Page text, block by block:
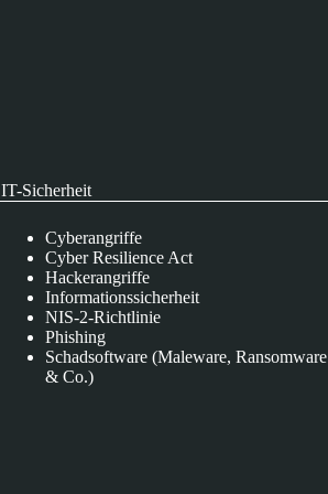
IT-Sicherheit
Cyberangriffe
Cyber Resilience Act
Hackerangriffe
Informationssicherheit
NIS-2-Richtlinie
Phishing
Schadsoftware (Maleware, Ransomware
& Co.)